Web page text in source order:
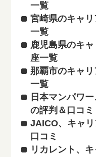
一覧
宮崎県のキャ
一覧
鹿児島県のキ
座一覧
那覇市のキャ
一覧
日本マンパワ
の評判＆口コミ
JAICO、キャ
口コミ
リカレント、